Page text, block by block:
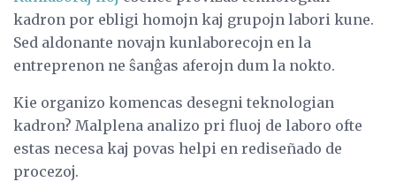
kadron por ebligi homojn kaj grupojn labori kune.
Sed aldonante novajn kunlaborecojn en la
entreprenon ne ŝanĝas aferojn dum la nokto.
Kie organizo komencas desegni teknologian
kadron? Malplena analizo pri fluoj de laboro ofte
estas necesa kaj povas helpi en rediseñado de
procezoj.